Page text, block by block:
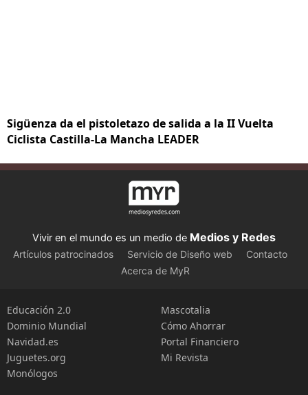
Sigüenza da el pistoletazo de salida a la II Vuelta
Ciclista Castilla-La Mancha LEADER
Vivir en el mundo es un medio de Medios y Redes
Artículos patrocinados Servicio de Diseño web
Contacto
Acerca de MyR
Educación 2.0
Dominio Mundial
Navidad.es
Juguetes.org
Monólogos
Mascotalia
Cómo Ahorrar
Portal Financiero
Mi Revista